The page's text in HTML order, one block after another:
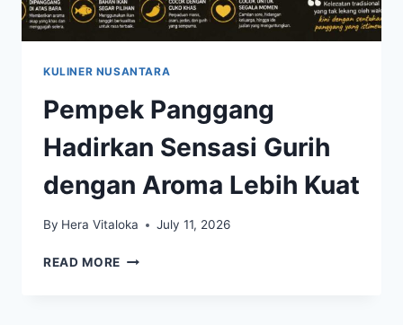
KULINER NUSANTARA
Pempek Panggang
Hadirkan Sensasi Gurih
dengan Aroma Lebih Kuat
By Hera Vitaloka July 11, 2026
READ MORE PEMPEK